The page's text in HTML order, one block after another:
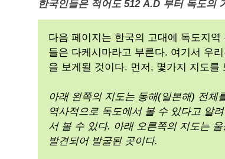
쟁
의
그
사
한국인들은 적어도 512 A.D 부터 독도의
다음 페이지는 한국의 고대에 독도지
들은 다케시마라고 부른다. 여기서 우
을 보게될 것이다. 먼저, 몇가지 지도
아래 왼쪽의 지도는 동해(일본해) 전체
역사적으로 독도에서 볼 수 있다고 알
서 볼 수 있다. 아래 오른쪽의 지도는
발견되어 발굴된 곳이다.